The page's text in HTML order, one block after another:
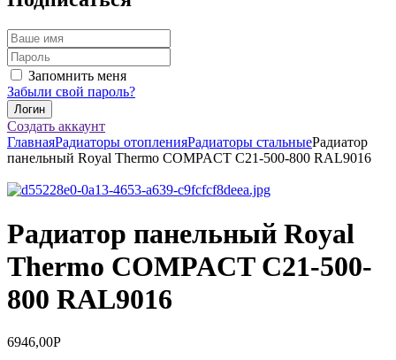
Запомнить меня
Забыли свой пароль?
Создать аккаунт
ГлавнаяРадиаторы отопленияРадиаторы стальныеРадиатор
панельный Royal Thermo COMPACT C21-500-800 RAL9016
Радиатор панельный Royal
Thermo COMPACT C21-500-
800 RAL9016
6946,00Р